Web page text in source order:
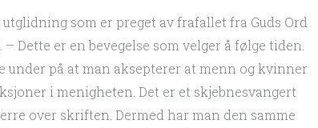
som er preget av frafallet fra Guds Ord
Dette er en bevegelse som velger å følge tiden.
under på at man aksepterer at menn og kvinner
i menigheten. Det er et skjebnesvangert
over skriften. Dermed har man den samme